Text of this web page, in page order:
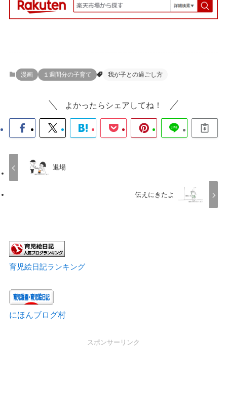
漫画 １週間分の子育て 我が子との過ごし方
よかったらシェアしてね！
退場
伝えにきたよ
育児絵日記ランキング
にほんブログ村
スポンサーリンク